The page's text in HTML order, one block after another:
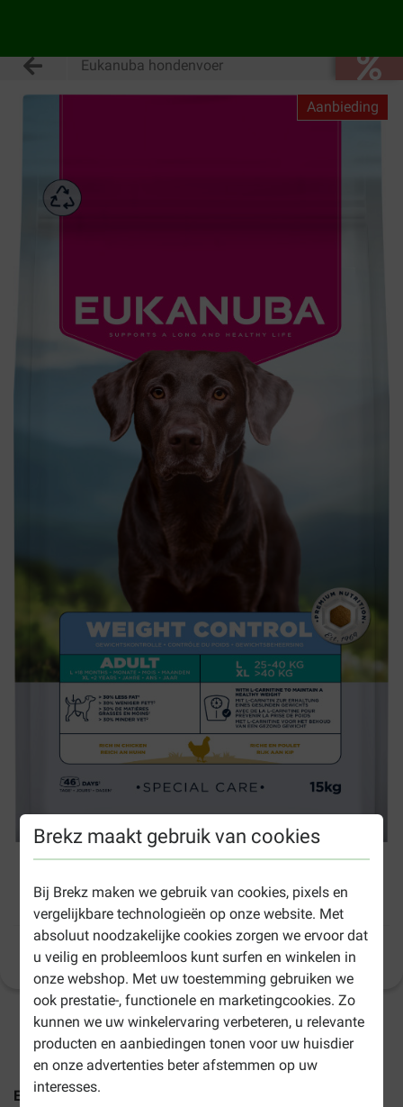
Brekz maakt gebruik van cookies
Bij Brekz maken we gebruik van cookies, pixels en
vergelijkbare technologieën op onze website. Met
absoluut noodzakelijke cookies zorgen we ervoor dat
u veilig en probleemloos kunt surfen en winkelen in
onze webshop. Met uw toestemming gebruiken we
ook prestatie-, functionele en marketingcookies. Zo
kunnen we uw winkelervaring verbeteren, u relevante
producten en aanbiedingen tonen voor uw huisdier
en onze advertenties beter afstemmen op uw
interesses.
Eukanuba hondenvoer
Aanbieding
Eukanuba Adult Special Care Weight Control
Large/Extra Large hondenvoer
(60) Productinformatie
1-3 werkdagen levertijd, tenzij anders aangegeven
Eukanuba Adult Special Care Weight Control Large/Extra